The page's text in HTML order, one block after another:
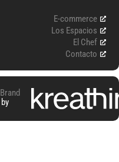
E-commerce
Los Espacios
El Chef
Contacto
Brand
by